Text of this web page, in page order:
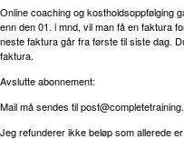
Online coaching og kostholdsoppfølging
enn den 01. i mnd, vil man få en faktura
neste faktura går fra første til siste dag.
faktura.
Avslutte abonnement:
Mail må sendes til
Jeg refunderer ikke beløp som allerede